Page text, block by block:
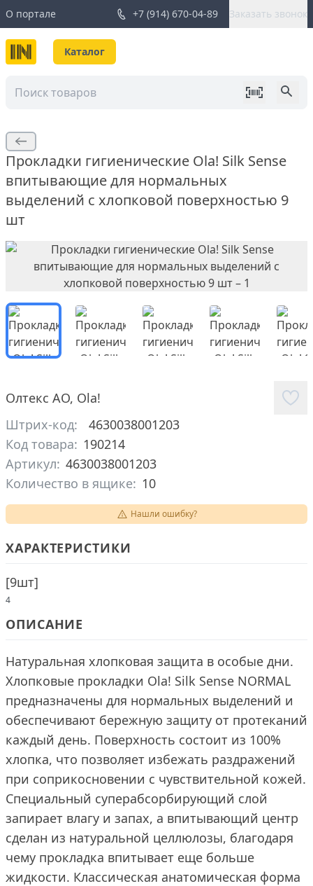
О портале +7 (914) 670-04-89 Заказать звонок
Каталог
Прокладки гигиенические Ola! Silk Sense
впитывающие для нормальных
выделений с хлопковой поверхностью 9
шт
Олтекс АО, Ola!
Штрих-код:
4630038001203
Код товара: 190214
Артикул: 4630038001203
Количество в ящике: 10
Нашли ошибку?
ХАРАКТЕРИСТИКИ
[9шт]
4
ОПИСАНИЕ
Натуральная хлопковая защита в особые дни.
Хлопковые прокладки Ola! Silk Sense NORMAL
предназначены для нормальных выделений и
обеспечивают бережную защиту от протеканий
каждый день. Поверхность состоит из 100%
хлопка, что позволяет избежать раздражений
при соприкосновении с чувствительной кожей.
Специальный суперабсорбирующий слой
запирает влагу и запах, а впитывающий центр
сделан из натуральной целлюлозы, благодаря
чему прокладка впитывает еще больше
жидкости. Классическая анатомическая форма